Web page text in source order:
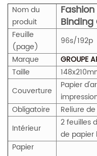
Nom du
produit
Feuille
(page)
96s/192p
Marque
GROUPE
Taille
Couverture
Papier
Obligatoire
Reliure
Intérieur
2 feuilles
de papier
Papier